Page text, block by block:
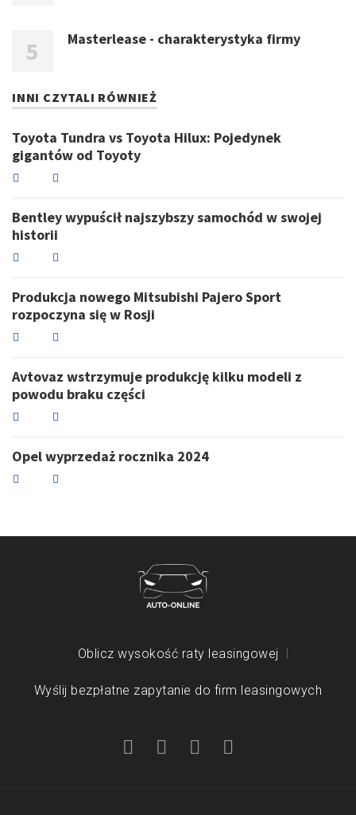
Masterlease - charakterystyka firmy
INNI CZYTALI RÓWNIEŻ
Toyota Tundra vs Toyota Hilux: Pojedynek
gigantów od Toyoty
Bentley wypuścił najszybszy samochód w swojej
historii
Produkcja nowego Mitsubishi Pajero Sport
rozpoczyna się w Rosji
Avtovaz wstrzymuje produkcję kilku modeli z
powodu braku części
Opel wyprzedaż rocznika 2024
Oblicz wysokość raty leasingowej
Wyślij bezpłatne zapytanie do firm leasingowych